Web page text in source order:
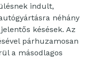
indult,
néhány
késések. Az
párhuzamosan
a másodlagos